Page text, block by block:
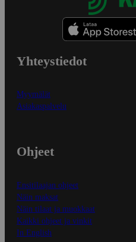
Yhteystiedot
Myymälät
Asiakaspalvelu
Ohjeet
Ensitilaajan ohjeet
Näin maksat
Näin tilaat ja muokkaat
Kaikki ohjeet ja vinkit
In English